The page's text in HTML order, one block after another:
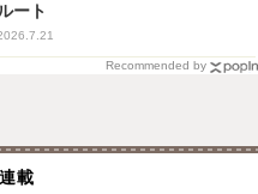
ート
Recommended by
載